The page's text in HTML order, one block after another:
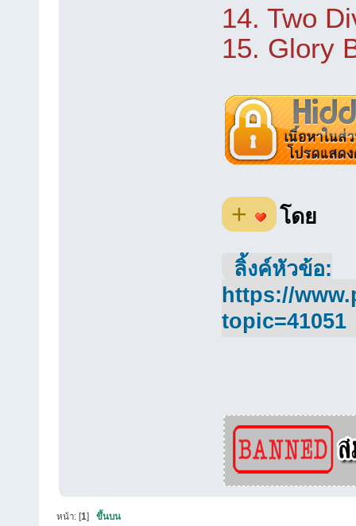
14. Two
15. Glory
+ โดย
ลิ้งค์หัวข้อ:
https://
topic=41051
หน้า: [1]ขึ้นบน